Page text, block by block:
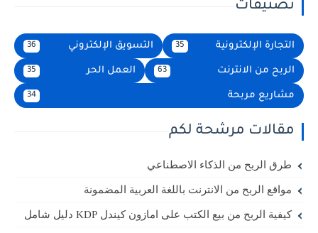
تصنيفات
التجارة الإلكترونية 35 التسويق الإلكتروني
الربح من الانترنت العمل الحر
مشاريع مربحة
مقالات مرشحة لكم
طرق الربح من الذكاء الاصطناعي
مواقع الربح من الانترنت باللغة العربية المضمونة
كيفية الربح من بيع الكتب على امازون كيندل KDP دليل شامل